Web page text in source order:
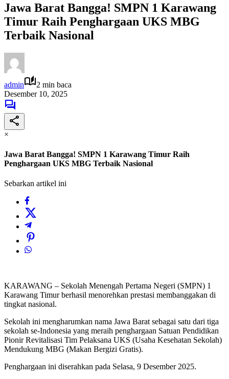
Jawa Barat Bangga! SMPN 1 Karawang
Timur Raih Penghargaan UKS MBG
Terbaik Nasional
admin
2 min baca
Desember 10, 2025
×
Jawa Barat Bangga! SMPN 1 Karawang Timur Raih
Penghargaan UKS MBG Terbaik Nasional
Sebarkan artikel ini
KARAWANG – Sekolah Menengah Pertama Negeri (SMPN) 1
Karawang Timur berhasil menorehkan prestasi membanggakan di
tingkat nasional.
Sekolah ini mengharumkan nama Jawa Barat sebagai satu dari tiga
sekolah se-Indonesia yang meraih penghargaan Satuan Pendidikan
Pionir Revitalisasi Tim Pelaksana UKS (Usaha Kesehatan Sekolah)
Mendukung MBG (Makan Bergizi Gratis).
Penghargaan ini diserahkan pada Selasa, 9 Desember 2025.